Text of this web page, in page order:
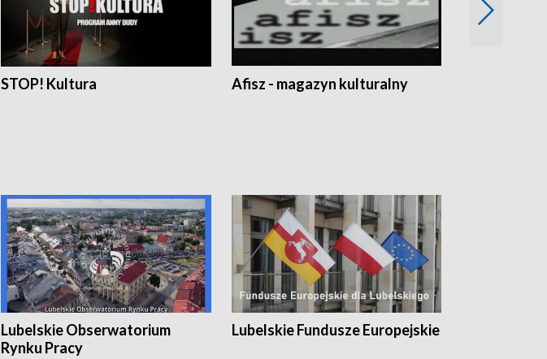
STOP! Kultura Afisz - magazyn kulturalny
Lubelskie Obserwatorium
Rynku Pracy
Lubelskie Fundusze Europejskie